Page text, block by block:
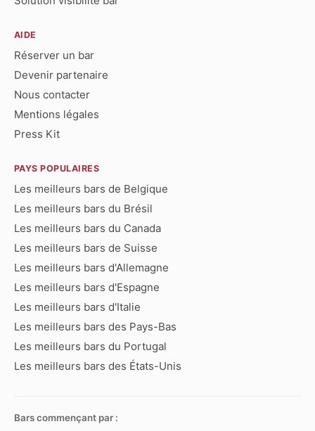
AIDE
Réserver un bar
Devenir partenaire
Nous contacter
Mentions légales
Press Kit
PAYS POPULAIRES
Les meilleurs bars de Belgique
Les meilleurs bars du Brésil
Les meilleurs bars du Canada
Les meilleurs bars de Suisse
Les meilleurs bars d'Allemagne
Les meilleurs bars d'Espagne
Les meilleurs bars d'Italie
Les meilleurs bars des Pays-Bas
Les meilleurs bars du Portugal
Les meilleurs bars des États-Unis
Bars commençant par :